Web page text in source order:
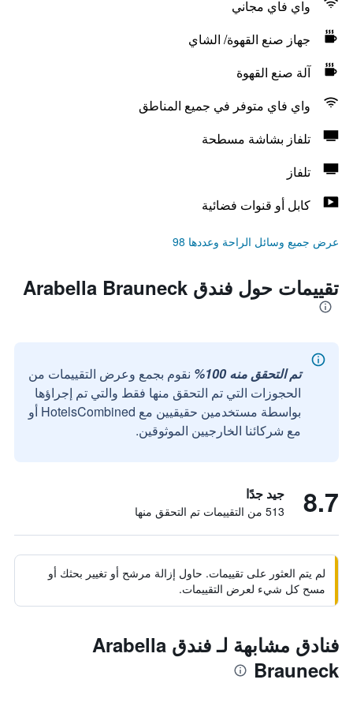
واي فاي مجاني
جهاز صنع القهوة/ الشاي
آلة صنع القهوة
واي فاي متوفر في جميع المناطق
تلفاز بشاشة مسطحة
تلفاز
كابل أو قنوات فضائية
عرض جميع وسائل الراحة وعددها 98
تقييمات حول فندق Arabella Brauneck
تم التحقق منه 100%
نقوم بجمع وعرض التقييمات من
الحجوزات التي تم التحقق منها فقط والتي تم إجراؤها
بواسطة مستخدمين حقيقيين مع HotelsCombined أو
مع شركائنا الخارجيين الموثوقين.
8.7 جيد جدًا
513 من التقييمات تم التحقق منها
لم يتم العثور على تقييمات. حاول إزالة مرشح أو تغيير بحثك أو
مسح كل شيء لعرض التقييمات.
فنادق مشابهة لـ فندق Arabella
Brauneck